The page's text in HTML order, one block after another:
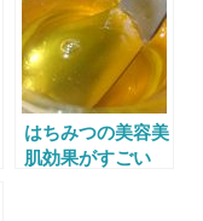
はちみつの美容美
肌効果がすごい